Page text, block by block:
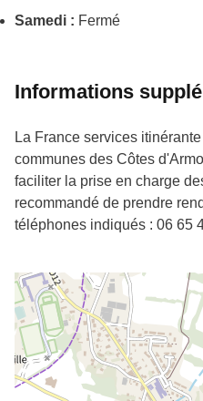
Samedi : Fermé
Informations
La France services
communes des Côtes
faciliter la prise en charge
recommandé de prendre
téléphones indiqués : 06 65